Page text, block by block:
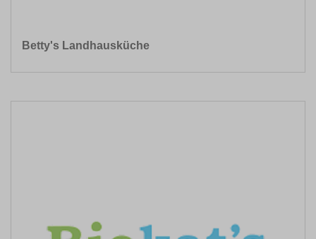
Betty's Landhausküche